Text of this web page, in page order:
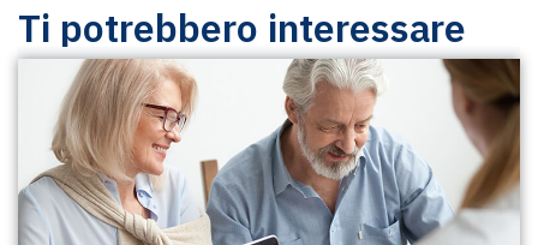
Ti potrebbero interessare